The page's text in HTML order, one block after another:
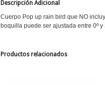
Descripción Adicional
Cuerpo Pop up rain bird que NO
boquilla puede ser ajustada entre 0º
Productos relacionados